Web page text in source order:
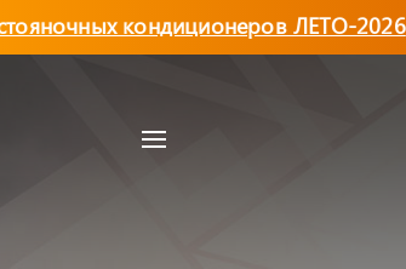
кондиционеров ЛЕТО-2026